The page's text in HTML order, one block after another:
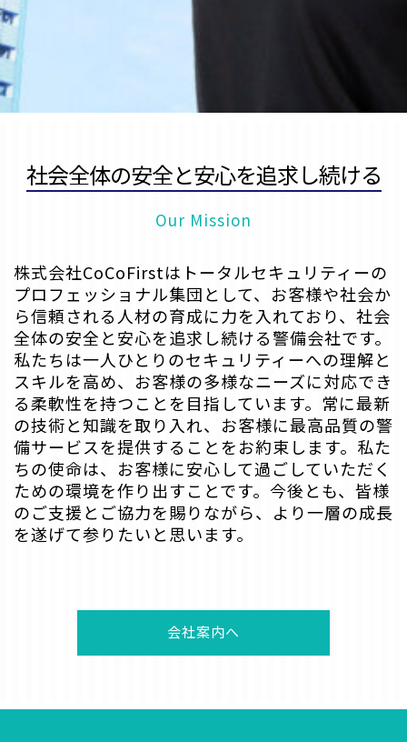
社会全体の安全と安心を追求し続ける
Our Mission
株式会社CoCoFirstはトータルセキュリティーの
プロフェッショナル集団として、 お客様や社会か
ら信頼される人材の育成に力を入れており、 社会
全体の安全と安心を追求し続ける警備会社です。
私たちは一人ひとりのセキュリティーへの理解と
スキルを高め、 お客様の多様なニーズに対応でき
る柔軟性を持つことを目指しています。 常に最新
の技術と知識を取り入れ、お客様に最高品質の警
備サービスを提供することをお約束します。 私た
ちの使命は、お客様に安心して過ごしていただく
ための環境を作り出すことです。 今後とも、皆様
のご支援とご協力を賜りながら、より一層の成長
を遂げて参りたいと思います。
会社案内へ